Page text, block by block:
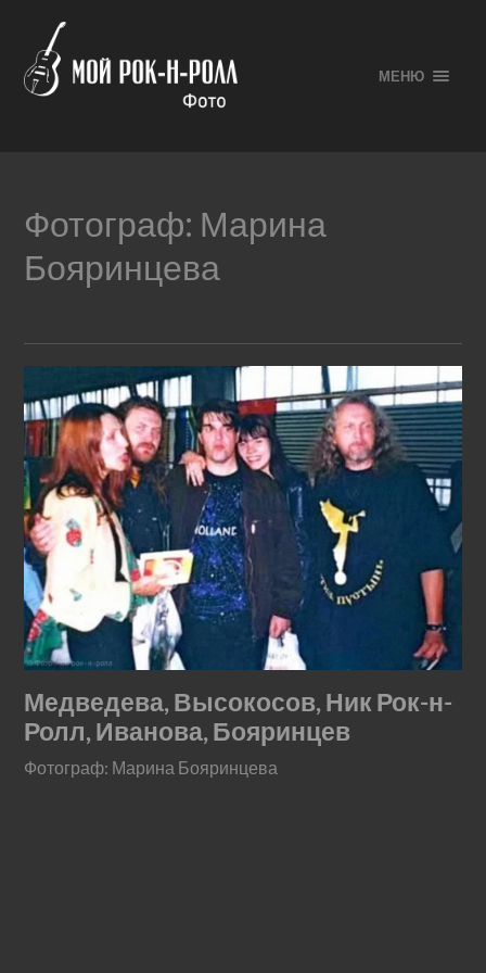
МЕНЮ
Фотограф: Марина
Бояринцева
Медведева, Высокосов, Ник Рок-н-
Ролл, Иванова, Бояринцев
Фотограф: Марина Бояринцева